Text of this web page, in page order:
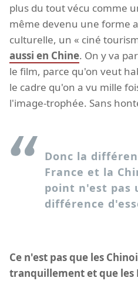
plus du tout vécu comme
même devenu une forme
culturelle, un « ciné
aussi en Chine. On y va
le film, parce qu'on veut
le cadre qu'on a vu mille
l'image-trophée. Sans
Donc la
France et la
point n'est pas
différence
Ce n'est pas que les
tranquillement et que les